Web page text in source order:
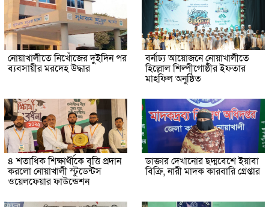
নোয়াখালীতে নিখোঁজের দুইদিন পর
ব্যবসায়ীর মরদেহ উদ্ধার
বর্নাঢ্য আয়োজনে নোয়াখালীতে
হিল্লোল শিল্পীগোষ্ঠীর ইফতার
মাহফিল অনুষ্ঠিত
৪ শতাধিক শিক্ষার্থীকে বৃত্তি প্রদান
করলো নোয়াখালী স্টুডেন্টস
ওয়েলফেয়ার ফাউন্ডেশন
ডাক্তার দেখানোর ছদ্মবেশে ইয়াবা
বিক্রি, নারী মাদক কারবারি গ্রেপ্তার